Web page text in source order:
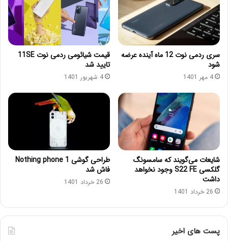
سری ردمی نوت 12 ماه آینده عرضه
شود
4 مهر 1401
قیمت شیائومی ردمی نوت 11SE
تایید شد
4 شهریور 1401
شایعات می‌گویند که سامسونگ
گلکسی S22 FE وجود نخواهد
داشت
26 خرداد 1401
طراحی گوشی Nothing phone 1
فاش شد
26 خرداد 1401
پست های اخیر